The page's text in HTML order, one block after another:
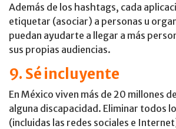
Además de los hashtags, cada
etiquetar (asociar) a personas u
puedan ayudarte a llegar a más
sus propias audiencias.
9. Sé incluyente
En México viven más de 20 millones
alguna discapacidad. Eliminar todos
(incluidas las redes sociales e